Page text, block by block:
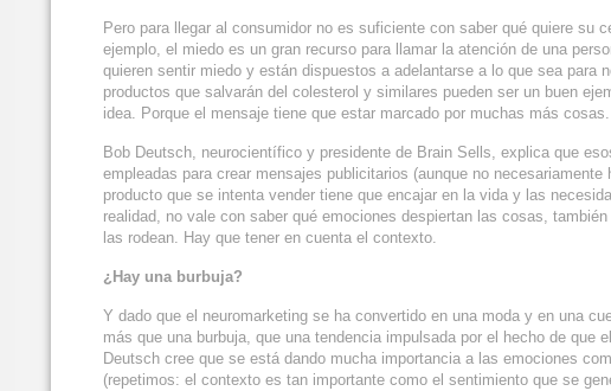
Pero para llegar al consumidor no es suficiente con saber qué quiere su
ejemplo, el miedo es un gran recurso para llamar la atención de una
quieren sentir miedo y están dispuestos a adelantarse a lo que sea
productos que salvarán del colesterol y similares pueden ser un buen
idea. Porque el mensaje tiene que estar marcado por muchas más cosas.
Bob Deutsch, neurocientífico y presidente de Brain Sells, explica que
empleadas para crear mensajes publicitarios (aunque no
producto que se intenta vender tiene que encajar en la vida y las
realidad, no vale con saber qué emociones despiertan las cosas,
las rodean. Hay que tener en cuenta el contexto.
¿Hay una burbuja?
Y dado que el neuromarketing se ha convertido en una moda y en una
más que una burbuja, que una tendencia impulsada por el hecho de
Deutsch cree que se está dando mucha importancia a las emociones
(repetimos: el contexto es tan importante como el sentimiento que se